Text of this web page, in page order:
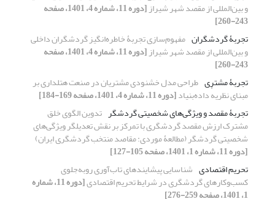
و بین‌المللی از مقصد شهر شیراز [دوره 11، شماره 4، 1401، صفحه
243-260]
تجربۀ گردشگران مفهوم‌سازی تجربۀ خاطره‌انگیز گردشگران داخلی
و بین‌المللی از مقصد شهر شیراز [دوره 11، شماره 4، 1401، صفحه
243-260]
تجربۀ مشتری طراحی مدل خشنودی مشتریان در صنعت هتلداری بر
مبنای نظریهٔ داده‌بنیاد[دوره 11، شماره 4، 1401، صفحه 169-184]
تجربۀ مقصد و ویژگی‌های شخصیتی گردشگر تدوین الگوی خلق
مشترک ارزش مقصد گردشگری با تمرکز بر نقش تعدیلگر ویژگی‌های
شخصیتی گردشگر (مطالعۀ موردی: مقاصد منتخب گردشگری ایران)
[دوره 11، شماره 1، 1401، صفحه 105-127]
تحریم اقتصادی شناسایی پیشایندهای تاب‌آوری روبه‌جلوی
کسب‌وکارهای گردشگری در شرایط تحریم اقتصادی [دوره 11، شماره
1، 1401، صفحه 259-276]